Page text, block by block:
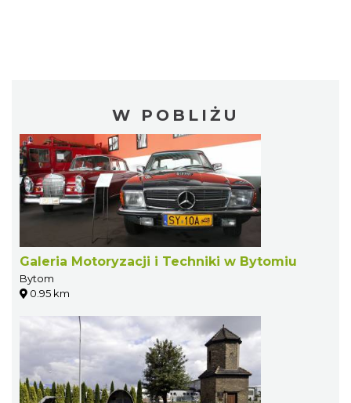
W POBLIŻU
Galeria Motoryzacji i Techniki w Bytomiu
Bytom
0.95 km